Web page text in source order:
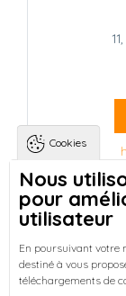
Landing
Cookies
Nous
pour
utilisateur
En poursuivant votre
destiné à vous
téléchargements de